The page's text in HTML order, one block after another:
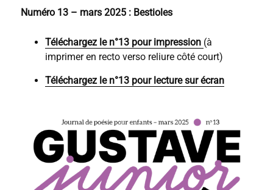
Numéro 13 – mars 2025 : Bestioles
Téléchargez le n°13 pour impression (à
imprimer en recto verso reliure côté court)
Téléchargez le n°13 pour lecture sur écran